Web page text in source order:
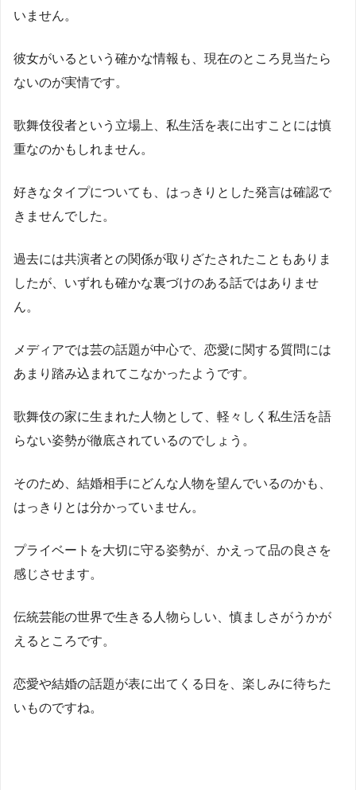
いません。
彼女がいるという確かな情報も、現在のところ見当たら
ないのが実情です。
歌舞伎役者という立場上、私生活を表に出すことには慎
重なのかもしれません。
好きなタイプについても、はっきりとした発言は確認で
きませんでした。
過去には共演者との関係が取りざたされたこともありま
したが、いずれも確かな裏づけのある話ではありませ
ん。
メディアでは芸の話題が中心で、恋愛に関する質問には
あまり踏み込まれてこなかったようです。
歌舞伎の家に生まれた人物として、軽々しく私生活を語
らない姿勢が徹底されているのでしょう。
そのため、結婚相手にどんな人物を望んでいるのかも、
はっきりとは分かっていません。
プライベートを大切に守る姿勢が、かえって品の良さを
感じさせます。
伝統芸能の世界で生きる人物らしい、慎ましさがうかが
えるところです。
恋愛や結婚の話題が表に出てくる日を、楽しみに待ちた
いものですね。